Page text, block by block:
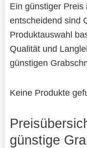
Ein günstiger
entscheidend sind
Produktauswahl
Qualität und
günstigen
Keine Produkte
günstige